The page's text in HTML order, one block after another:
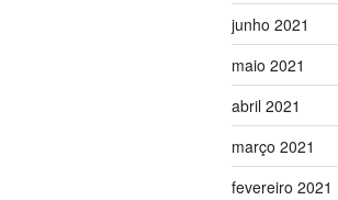
junho 2021
maio 2021
abril 2021
março 2021
fevereiro 2021